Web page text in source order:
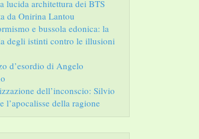
lucida architettura dei BTS
da Onirina Lantou
e bussola edonica: la
degli istinti contro le illusioni
d’esordio di Angelo
dell’inconscio: Silvio
l’apocalisse della ragione